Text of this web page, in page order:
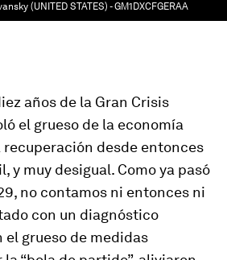
(UNITED STATES) - GM1DXCFGERAA
años de la Gran Crisis
el grueso de la economía
recuperación desde entonces
y muy desigual. Como ya pasó
no contamos ni entonces ni
con un diagnóstico
el grueso de medidas